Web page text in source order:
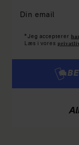
* Jeg accepterer
Læs i vores